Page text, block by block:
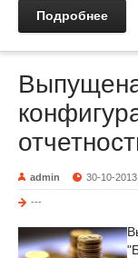
Подробнее
admin 30-10-
---